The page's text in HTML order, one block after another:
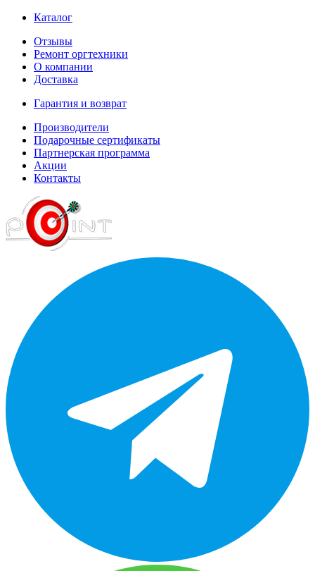
Каталог
Отзывы
Ремонт оргтехники
О компании
Доставка
Гарантия и возврат
Производители
Подарочные сертификаты
Партнерская программа
Акции
Контакты